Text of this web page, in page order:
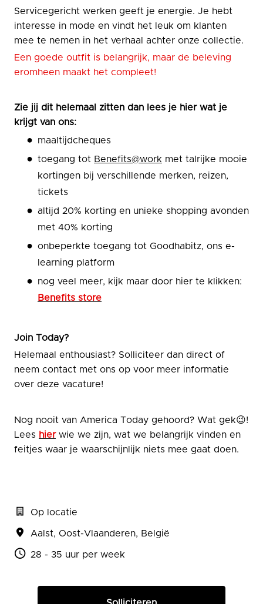
Servicegericht werken geeft je energie. Je hebt
interesse in mode en vindt het leuk om klanten
mee te nemen in het verhaal achter onze collectie.
Een goede outfit is belangrijk, maar de beleving
eromheen maakt het compleet!
Zie jij dit helemaal zitten dan lees je hier wat je
krijgt van ons:
maaltijdcheques
toegang tot Benefits@work met talrijke mooie
kortingen bij verschillende merken, reizen,
tickets
altijd 20% korting en unieke shopping avonden
met 40% korting
onbeperkte toegang tot Goodhabitz, ons e-
learning platform
nog veel meer, kijk maar door hier te klikken:
Benefits store
Join Today?
Helemaal enthousiast? Solliciteer dan direct of
neem contact met ons op voor meer informatie
over deze vacature!
Nog nooit van America Today gehoord? Wat gek😉!
Lees hierwie we zijn, wat we belangrijk vinden en
feitjes waar je waarschijnlijk niets mee gaat doen.
Op locatie
Aalst, Oost-Vlaanderen, België
28 - 35 uur per week